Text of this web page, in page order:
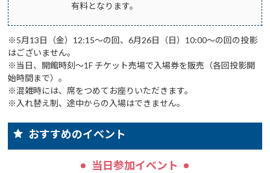
有料となります。
※5月13日（金）12:15～の回、6月26日（日）10:00～の回の投影
はございません。
※当日、開館時刻～1F チケット売場で入場券を販売（各回投影開
始時間まで）。
※混雑時には、席をつめてお座りいただきます。
※入れ替え制、途中からの入場はできません。
おすすめのイベント
当日参加イベント